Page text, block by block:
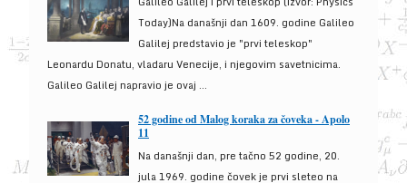
Today)Na današnji dan 1609. godine Galileo
Galilej predstavio je "prvi teleskop"
Leonardu Donatu, vladaru Venecije, i njegovim savetnicima.
Galileo Galilej napravio je ovaj ...
52 godine od Malog koraka za čoveka - Apolo
11
Na današnji dan, pre tačno 52 godine, 20.
jula 1969. godine čovek je prvi sleteo na